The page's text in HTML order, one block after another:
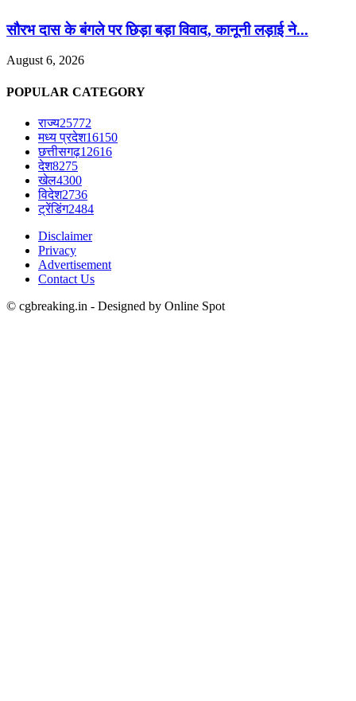
सौरभ दास के बंगले पर छिड़ा बड़ा विवाद, कानूनी लड़ाई ने...
August 6, 2026
POPULAR CATEGORY
राज्य25772
मध्य प्रदेश16150
छत्तीसगढ़12616
देश8275
खेल4300
विदेश2736
ट्रेंडिंग2484
Disclaimer
Privacy
Advertisement
Contact Us
© cgbreaking.in - Designed by Online Spot